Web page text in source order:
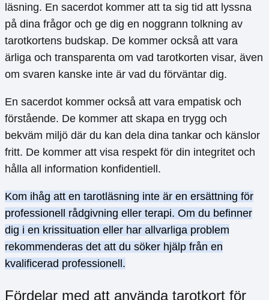
läsning. En sacerdot kommer att ta sig tid att lyssna
på dina frågor och ge dig en noggrann tolkning av
tarotkortens budskap. De kommer också att vara
ärliga och transparenta om vad tarotkorten visar, även
om svaren kanske inte är vad du förväntar dig.
En sacerdot kommer också att vara empatisk och
förstående. De kommer att skapa en trygg och
bekväm miljö där du kan dela dina tankar och känslor
fritt. De kommer att visa respekt för din integritet och
hålla all information konfidentiell.
Kom ihåg att en tarotläsning inte är en ersättning för
professionell rådgivning eller terapi. Om du befinner
dig i en krissituation eller har allvarliga problem
rekommenderas det att du söker hjälp från en
kvalificerad professionell.
Fördelar med att använda tarotkort för